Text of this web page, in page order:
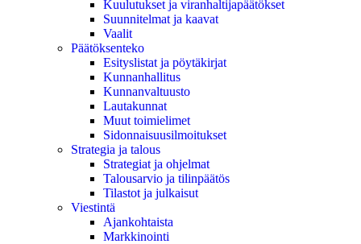
Kuulutukset ja viranhaltijapäätökset
Suunnitelmat ja kaavat
Vaalit
Päätöksenteko
Esityslistat ja pöytäkirjat
Kunnanhallitus
Kunnanvaltuusto
Lautakunnat
Muut toimielimet
Sidonnaisuusilmoitukset
Strategia ja talous
Strategiat ja ohjelmat
Talousarvio ja tilinpäätös
Tilastot ja julkaisut
Viestintä
Ajankohtaista
Markkinointi